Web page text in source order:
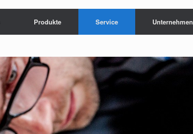
Produkte Service Unternehmen